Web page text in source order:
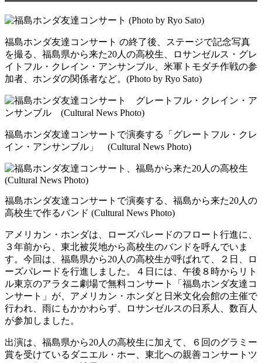
福島ホンダ友達コンサート の終了後、ステージで記念写真
を撮る、福島県から来た20人の高校生、ロサンゼルス・グレ
イトフル・クレイン・アンサンブル、米軍トモダチ作戦の参
加者、ホンダの関係者など。(Photo by Ryo Sato)
福島ホンダ友達コンサートで演奏する「グレートフル・クレ
イン・アンサンブル」 (Cultural News Photo)
福島ホンダ友達コンサートで演奏する、福島から来た20人の
高校生で作るバンド (Cultural News Photo)
アメリカン・ホンダは、ローズパレードのフロート行進に、
３年前から、東北被災地から高校生のバンドを呼んでいま
す。今回は、福島県から20人の高校生が呼ばれて、２日、ロ
ーズパレードを行進しました。４日には、午後８時からリト
ル東京のアラタニ劇場で無料コンサート「福島ホンダ友達コ
ンサート」が、アメリカン・ホンダと日米文化会館の主催で
行われ、雨にもかかわらず、ロサンゼルスの日系人、数百人
が参加しました。
出演は、福島県から20人の高校生に加えて、６回のグラミー
賞を受けているダニエル・ホー、東北への親善コンサートツ